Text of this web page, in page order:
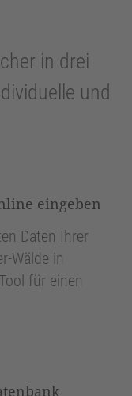
in drei
und
eingeben
Daten Ihrer
Wälde in
für einen